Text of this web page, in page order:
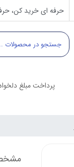
حرفه ای خرید کن،
پرداخت مبلغ